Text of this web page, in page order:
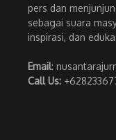
pers dan
sebagai suara
inspirasi, dan
Email:
Call Us: